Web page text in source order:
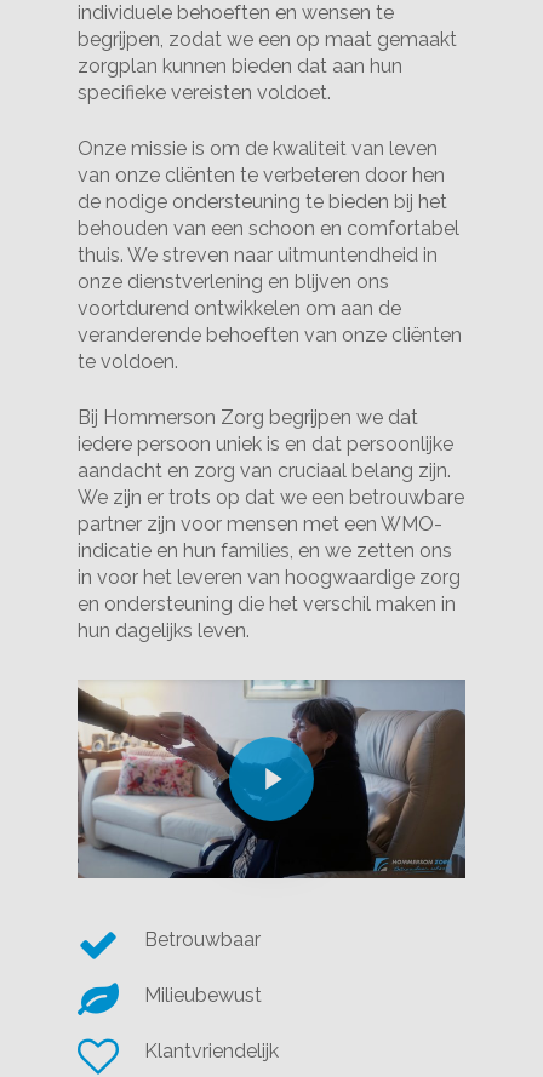
individuele behoeften en wensen te
begrijpen, zodat we een op maat gemaakt
zorgplan kunnen bieden dat aan hun
specifieke vereisten voldoet.
Onze missie is om de kwaliteit van leven
van onze cliënten te verbeteren door hen
de nodige ondersteuning te bieden bij het
behouden van een schoon en comfortabel
thuis. We streven naar uitmuntendheid in
onze dienstverlening en blijven ons
voortdurend ontwikkelen om aan de
veranderende behoeften van onze cliënten
te voldoen.
Bij Hommerson Zorg begrijpen we dat
iedere persoon uniek is en dat persoonlijke
aandacht en zorg van cruciaal belang zijn.
We zijn er trots op dat we een betrouwbare
partner zijn voor mensen met een WMO-
indicatie en hun families, en we zetten ons
in voor het leveren van hoogwaardige zorg
en ondersteuning die het verschil maken in
hun dagelijks leven.
Betrouwbaar
Milieubewust
Klantvriendelijk